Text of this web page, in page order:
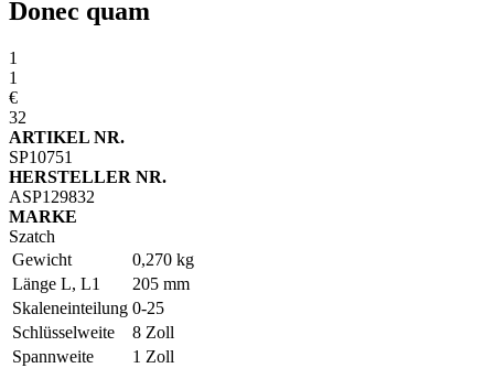
Donec quam
1
1
€
32
ARTIKEL NR.
SP10751
HERSTELLER NR.
ASP129832
MARKE
Szatch
Gewicht
0,270 kg
Länge L, L1
205 mm
Skaleneinteilung 0-25
Schlüsselweite
8 Zoll
Spannweite
1 Zoll